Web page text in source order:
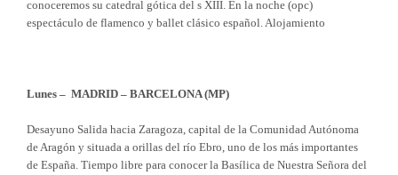
conoceremos su catedral gótica del s XIII. En la noche (opc)
espectáculo de flamenco y ballet clásico español. Alojamiento
Lunes – MADRID – BARCELONA (MP)
Desayuno Salida hacia Zaragoza, capital de la Comunidad Autónoma
de Aragón y situada a orillas del río Ebro, uno de los más importantes
de España. Tiempo libre para conocer la Basílica de Nuestra Señora del